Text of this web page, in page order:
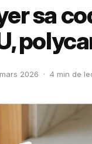
sa
2026 · 4 min de